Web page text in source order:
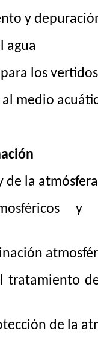
y
agua
los vertidos
medio
de la atmósfera
tratamiento
de la